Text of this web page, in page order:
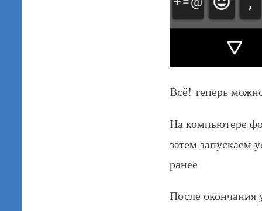
Всё! теперь
На компьютере
затем запускаем
ранее
После окончания